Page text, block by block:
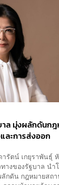
ล มุ่งผลักดันก
ละการส่งออก
ตน์ เกยุราพันธุ์
างของรัฐบาล น
กดัน กฎหมายสถ